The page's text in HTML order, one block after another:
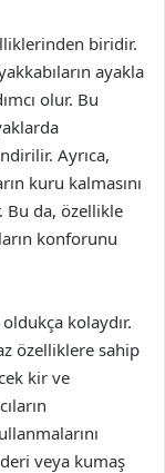
biridir.
ayakla
olur. Bu
Ayrıca,
kuru kalmasını
Bu da, özellikle
konforunu
kolaydır.
özelliklere sahip
kir ve
veya kumaş